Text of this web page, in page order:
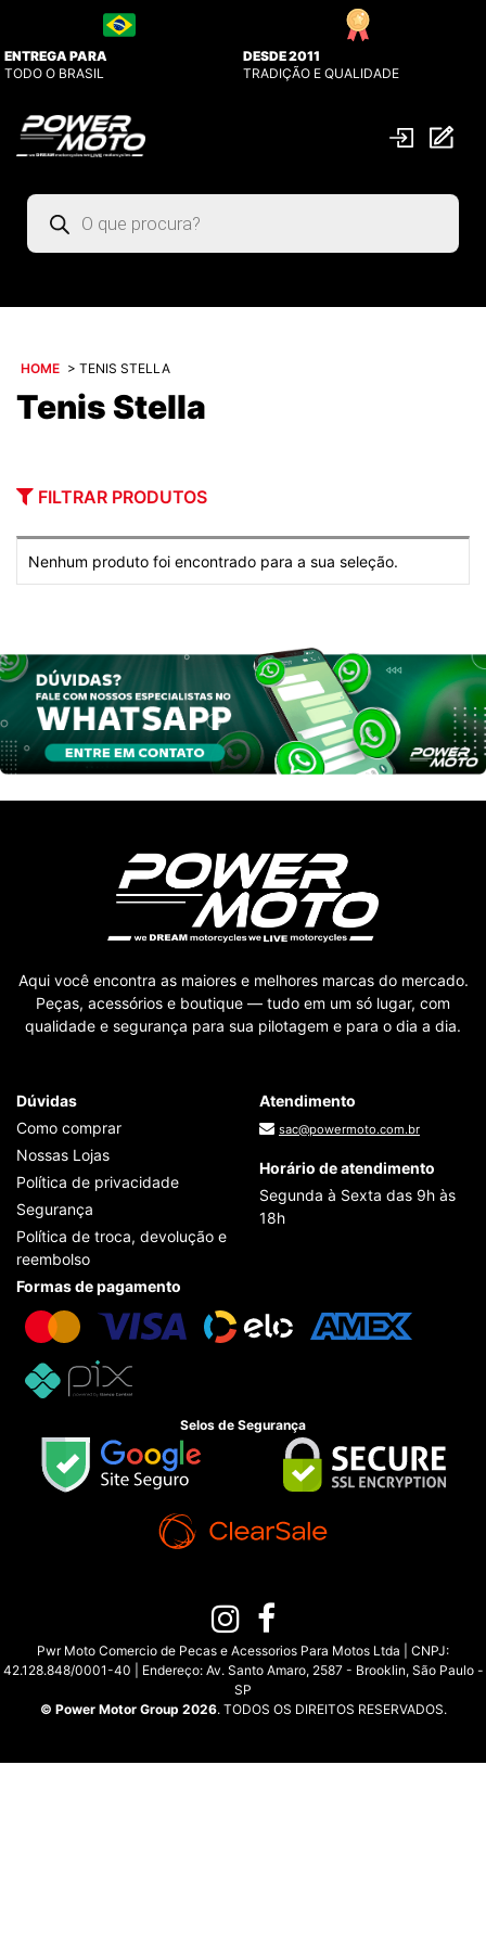
ENTREGA PARA
TODO O BRASIL
DESDE 2011
TRADIÇÃO E QUALIDADE
Pesquisar
produtos
HOME > TENIS STELLA
Tenis Stella
FILTRAR PRODUTOS
Nenhum produto foi encontrado para a sua seleção.
Aqui você encontra as maiores e melhores marcas do mercado.
Peças, acessórios e boutique — tudo em um só lugar, com
qualidade e segurança para sua pilotagem e para o dia a dia.
Dúvidas
Como comprar
Nossas Lojas
Política de privacidade
Segurança
Política de troca, devolução e
reembolso
Atendimento
sac@powermoto.com.br
Horário de atendimento
Segunda à Sexta das 9h às
18h
Formas de pagamento
Selos de Segurança
Pwr Moto Comercio de Pecas e Acessorios Para Motos Ltda | CNPJ:
42.128.848/0001-40 | Endereço: Av. Santo Amaro, 2587 - Brooklin, São Paulo -
SP
© Power Motor Group 2026. TODOS OS DIREITOS RESERVADOS.